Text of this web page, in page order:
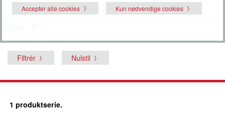
EU produktsikkerhedslovgivning
Filtrér Nulstil
1 produktserie.
Accepter alle cookies
Kun nødvendige cookies